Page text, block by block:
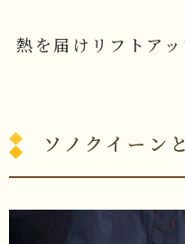
熱を届けリフトア
ソノクイーン